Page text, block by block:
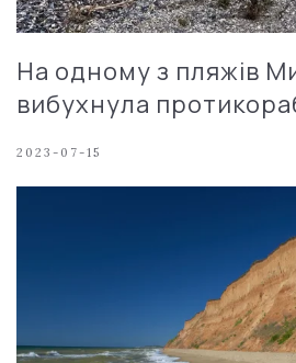
На одному з пляжів
вибухнула
2023-07-15